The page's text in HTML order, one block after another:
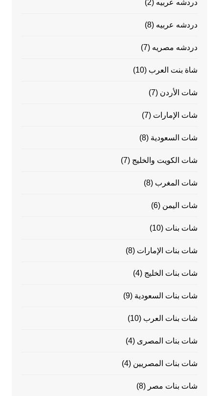
دردشه عربيه (2)
دردشه عربيه (8)
دردشه مصريه (7)
شاة بنت العرب (10)
شات الأردن (7)
شات الإمارات (7)
شات السعودية (8)
شات الكويت والخليج (7)
شات المغرب (8)
شات اليمن (6)
شات بنات (10)
شات بنات الإمارات (8)
شات بنات الخليج (4)
شات بنات السعودية (9)
شات بنات العرب (10)
شات بنات المصرى (4)
شات بنات المصريين (4)
شات بنات مصر (8)